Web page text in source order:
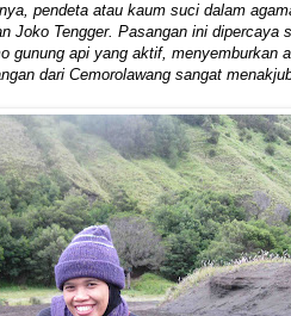
pendeta atau kaum suci dalam
Joko Tengger. Pasangan ini dipercaya
gunung api yang aktif, menyemburkan
dari Cemorolawang sangat